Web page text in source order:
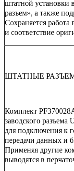
штатной установки
разъем», а также
Сохраняется работа
и соответствие
ШТАТНЫЕ
Комплект
заводского
для подключения к
передачи данных и
Применяя другие
выводятся в